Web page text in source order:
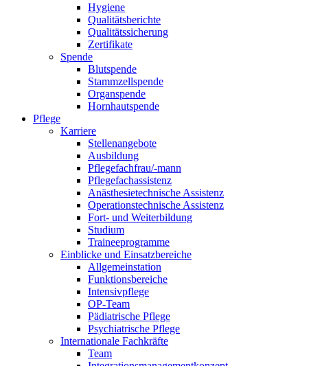
Hygiene
Qualitätsberichte
Qualitätssicherung
Zertifikate
Spende
Blutspende
Stammzellspende
Organspende
Hornhautspende
Pflege
Karriere
Stellenangebote
Ausbildung
Pflegefachfrau/-mann
Pflegefachassistenz
Anästhesietechnische Assistenz
Operationstechnische Assistenz
Fort- und Weiterbildung
Studium
Traineeprogramme
Einblicke und Einsatzbereiche
Allgemeinstation
Funktionsbereiche
Intensivpflege
OP-Team
Pädiatrische Pflege
Psychiatrische Pflege
Internationale Fachkräfte
Team